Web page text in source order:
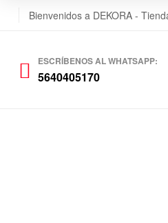
Bienvenidos a DEKORA -
ESCRÍBENOS AL WHATSAPP:
5640405170